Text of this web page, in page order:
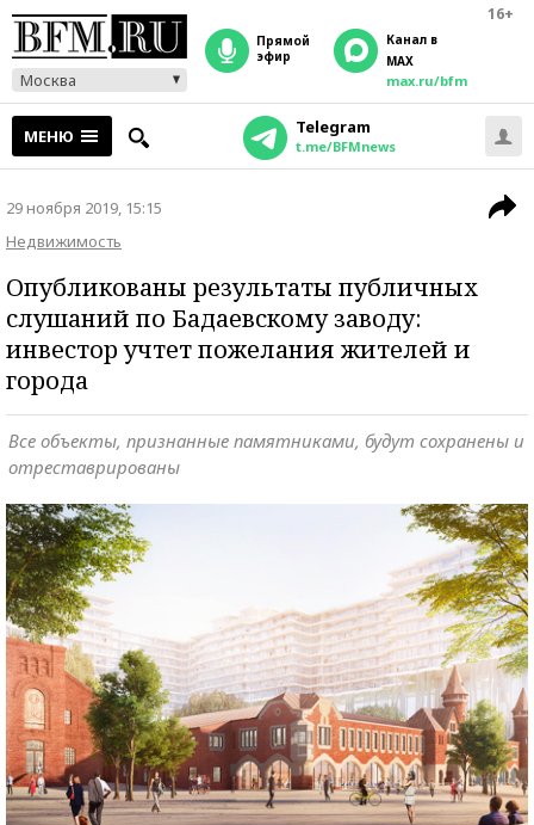
16+
Москва
прямой
эфир
Канал в
MAX
max.ru/bfm
МЕНЮ Telegram
t.me/BFMnews
29 ноября 2019, 15:15
Недвижимость
Опубликованы результаты публичных
слушаний по Бадаевскому заводу:
инвестор учтет пожелания жителей и
города
Все объекты, признанные памятниками, будут сохранены и
отреставрированы